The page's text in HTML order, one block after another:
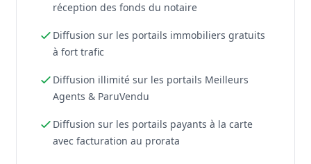
réception des fonds du notaire
Diffusion sur les portails immobiliers gratuits
à fort trafic
Diffusion illimité sur les portails Meilleurs
Agents & ParuVendu
Diffusion sur les portails payants à la carte
avec facturation au prorata